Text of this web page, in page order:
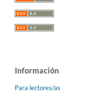
Información
Para lectores/as